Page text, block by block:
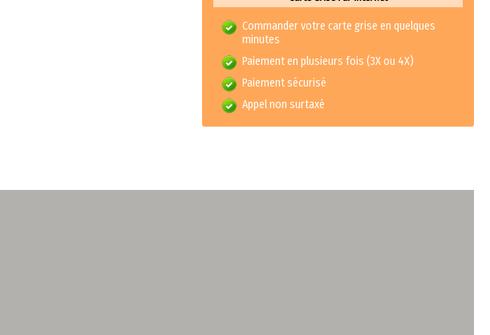
Commander votre carte grise en quelques
minutes
Paiement en plusieurs fois (3X ou 4X)
Paiement sécurisé
Appel non surtaxé